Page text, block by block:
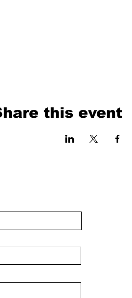
this event